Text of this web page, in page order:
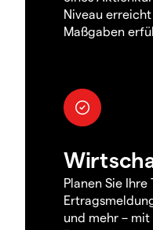
Niveau
Maßgaben
Planen Sie
und mehr –